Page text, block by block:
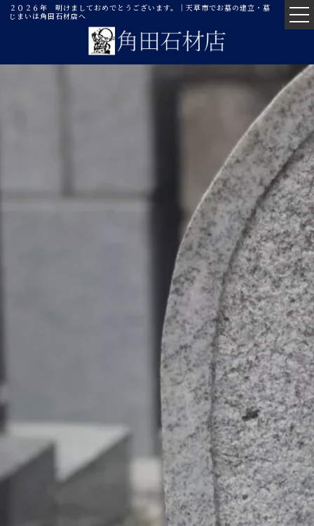
２０２６年 明けましておめでとうございます。｜天草市でお墓の建立・墓
じまいは角田石材店へ